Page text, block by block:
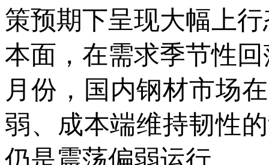
策预期下呈现大幅上
本面，在需求季节性
月份，国内钢材市场
弱、成本端维持韧性
仍是震荡偏弱运行。